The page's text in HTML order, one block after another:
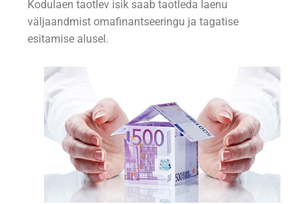
Kodulaen taotlev isik saab taotleda laenu
väljaandmist omafinantseeringu ja tagatise
esitamise alusel.